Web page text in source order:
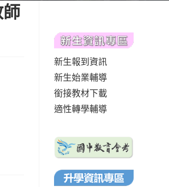
新生報到資訊
新生始業輔導
銜接教材下載
適性轉學輔導